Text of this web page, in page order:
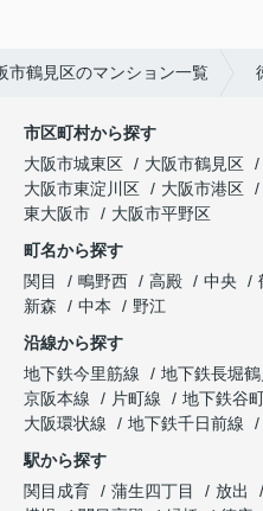
市鶴見区のマンション一覧
市区町村から探す
大阪市城東区
大阪市鶴見区
大阪市東淀川区
大阪市港区
東大阪市
大阪市平野区
町名から探す
関目
鴫野西 高殿 中央
新森
中本
野江
沿線から探す
地下鉄今里筋線
地下鉄長堀
京阪本線
片町線 地下鉄谷
大阪環状線
地下鉄千日前線
駅から探す
関目成育
蒲生四丁目 放出